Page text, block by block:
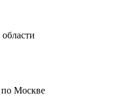
по Москве